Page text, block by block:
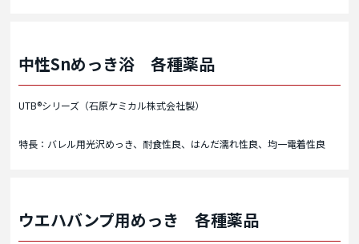
中性Snめっき浴 各種薬品
UTB®シリーズ（石原ケミカル株式会社製）
特長：バレル用光沢めっき、耐食性良、はんだ濡れ性良、均一電着性良
ウエハバンプ用めっき 各種薬品